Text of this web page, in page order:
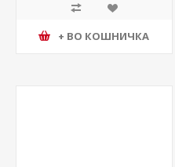
+ ВО КОШНИЧКА